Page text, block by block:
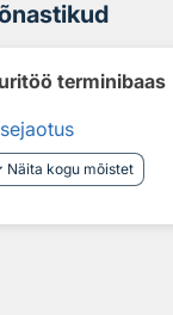
terminibaas
Näita kogu mõistet